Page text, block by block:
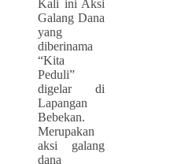
Kali ini Aksi
Galang Dana
yang
diberinama
“Kita
Peduli”
digelar di
Lapangan
Bebekan.
Merupakan
aksi galang
dana